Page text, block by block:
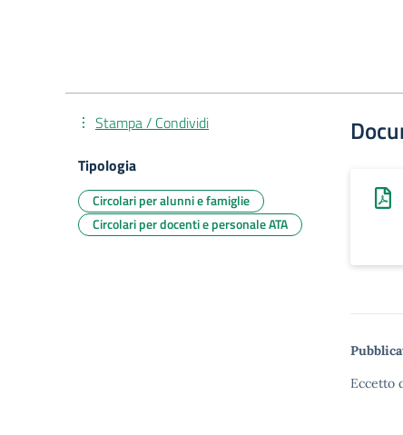
Eccetto
Stampa / Condividi
Tipologia
Circolari per alunni e famiglie
Circolari per docenti e personale ATA